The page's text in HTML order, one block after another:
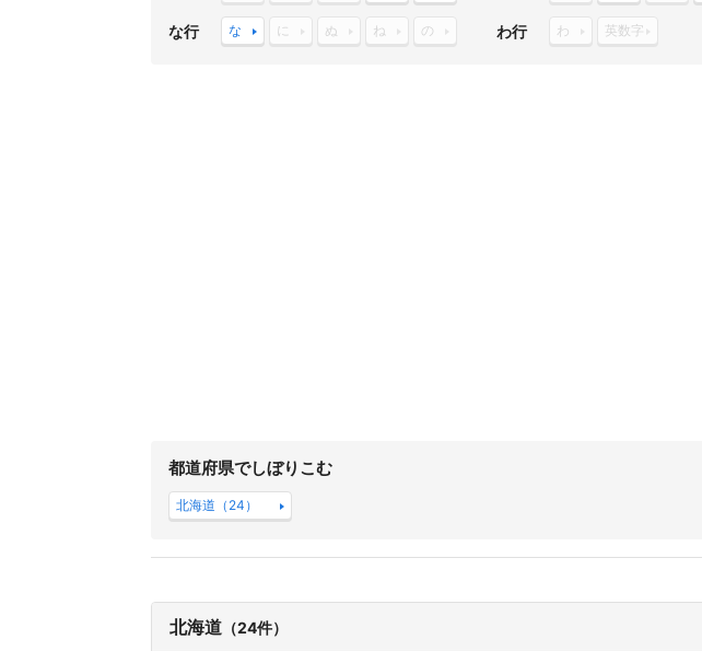
な行 な に ぬ ね の わ行 わ 英数字
都道府県でしぼりこむ
北海道（24）
北海道 （24件）